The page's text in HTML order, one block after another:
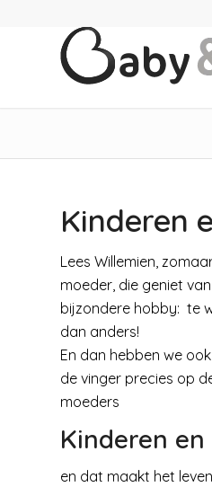
Kinderen
Lees Willemien,
moeder, die geniet
bijzondere hobby: te
dan anders!
En dan hebben we
de vinger precies op
moeders
Kinderen
en dat maakt het